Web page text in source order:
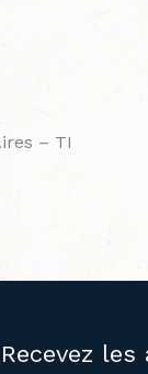
– TI
Recevez